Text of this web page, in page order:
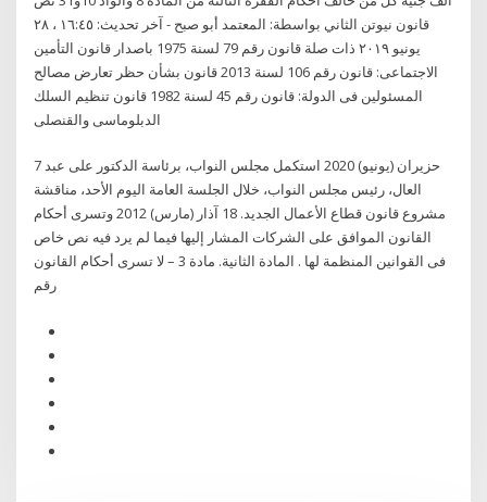
قانون نيوتن الثاني بواسطة: المعتمد أبو صبح - آخر تحديث: ١٦:٤٥ ، ٢٨
يونيو ٢٠١٩ ذات صلة قانون رقم 79 لسنة 1975 باصدار قانون التأمين
الاجتماعى: قانون رقم 106 لسنة 2013 قانون بشأن حظر تعارض مصالح
المسئولين فى الدولة: قانون رقم 45 لسنة 1982 قانون تنظيم السلك
الدبلوماسى والقنصلى
7 حزيران (يونيو) 2020 استكمل مجلس النواب، برئاسة الدكتور على عبد
العال، رئيس مجلس النواب، خلال الجلسة العامة اليوم الأحد، مناقشة
مشروع قانون قطاع الأعمال الجديد. 18 آذار (مارس) 2012 وتسرى أحكام
القانون الموافق على الشركات المشار إليها فيما لم يرد فيه نص خاص
فى القوانين المنظمة لها . المادة الثانية. مادة 3 – لا تسرى أحكام القانون